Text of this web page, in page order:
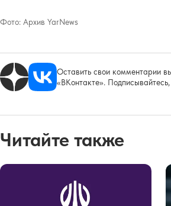
Фото: Архив YarNews
Оставить свои комментарии
«ВКонтакте».
Читайте также